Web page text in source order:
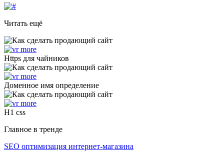
Читать ещё
Https для чайников
Доменное имя определение
H1 css
Главное в тренде
SEO оптимизация интернет-магазина